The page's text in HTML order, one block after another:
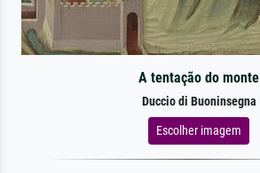
A tentação do monte
Duccio di Buoninsegna
Escolher imagem